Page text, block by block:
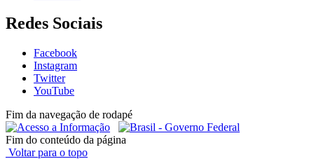
Redes Sociais
Facebook
Instagram
Twitter
YouTube
Fim da navegação de rodapé
Fim do conteúdo da página
Voltar para o topo